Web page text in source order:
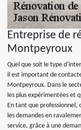
Entreprise de
Montpeyroux
Quel que soit le type
il est important de
Montpeyroux. Dans le
les plus expérimentées et
En tant que
les demandes en
service, grâce à une